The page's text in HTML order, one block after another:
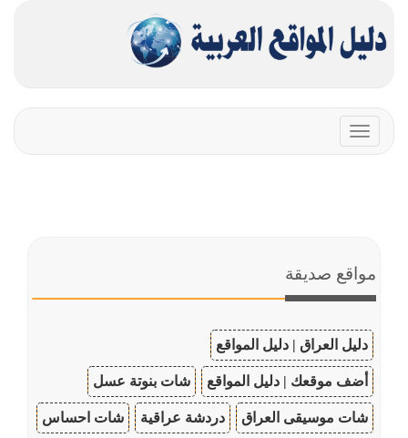
Toggle
navigation
مواقع صديقة
دليل العراق | دليل المواقع
أضف موقعك | دليل المواقع شات بنوتة عسل
شات موسيقى العراق دردشة عراقية شات احساس